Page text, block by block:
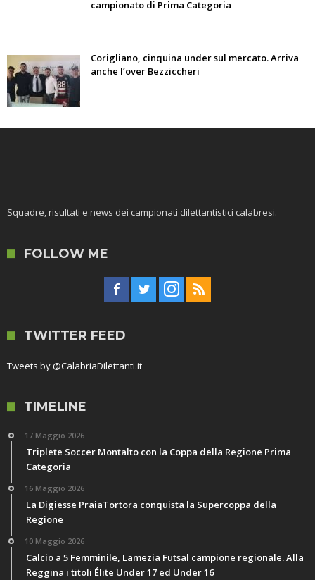
campionato di Prima Categoria
Corigliano, cinquina under sul mercato. Arriva
anche l’over Bezziccheri
Squadre, risultati e news dei campionati dilettantistici calabresi.
FOLLOW ME
TWITTER FEED
Tweets by @CalabriaDilettanti.it
TIMELINE
17 Maggio 2026
Triplete Soccer Montalto con la Coppa della Regione Prima
Categoria
16 Maggio 2026
La Digiesse PraiaTortora conquista la Supercoppa della
Regione
10 Maggio 2026
Calcio a 5 Femminile, Lamezia Futsal campione regionale. Alla
Reggina i titoli Élite Under 17 ed Under 16